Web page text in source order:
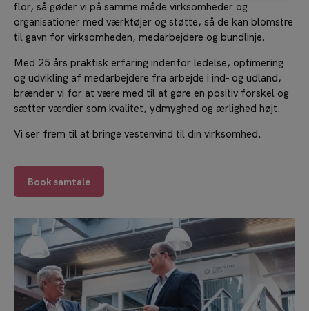
flor, så gøder vi på samme måde virksomheder og
organisationer med værktøjer og støtte, så de kan blomstre
til gavn for virksomheden, medarbejdere og bundlinje.
Med 25 års praktisk erfaring indenfor ledelse, optimering
og udvikling af medarbejdere fra arbejde i ind- og udland,
brænder vi for at være med til at gøre en positiv forskel og
sætter værdier som kvalitet, ydmyghed og ærlighed højt.
Vi ser frem til at bringe vestenvind til din virksomhed.
Book samtale